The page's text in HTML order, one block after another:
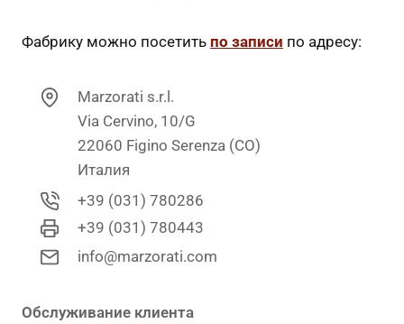
Фабрику можно посетить по записи по адресу:
Marzorati s.r.l.
Via Cervino, 10/G
22060 Figino Serenza (CO)
Италия
+39 (031) 780286
+39 (031) 780443
info@marzorati.com
Обслуживание клиента